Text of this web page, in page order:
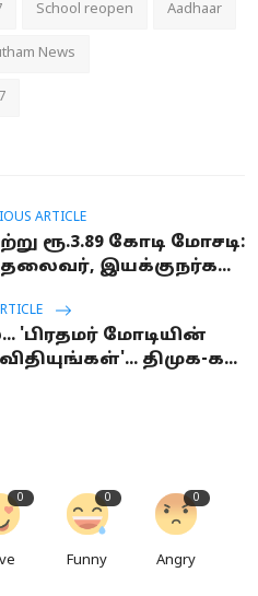
School reopen Aadhaar
News
ARTICLE
ரூ.3.89 கோடி மோசடி:
இயக்குநர்க...
'பிரதமர் மோடியின்
திமுக-க...
0 0
Funny
0
Angry